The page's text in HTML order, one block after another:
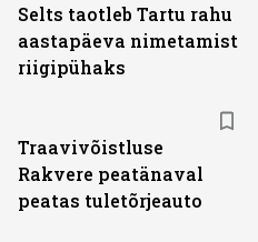
Selts taotleb Tartu rahu
aastapäeva nimetamist
riigipühaks
Traavivõistluse
Rakvere peatänaval
peatas tuletõrjeauto